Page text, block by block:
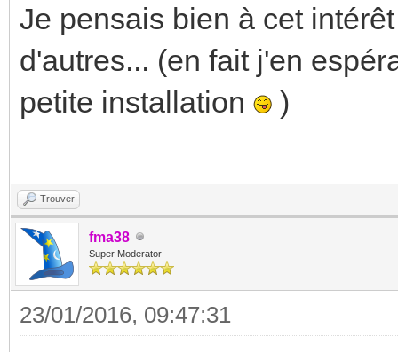
Je pensais bien à cet
d'autres... (en fait j'en
petite installation
)
Trouver
fma38
Super Moderator
23/01/2016, 09:47:31